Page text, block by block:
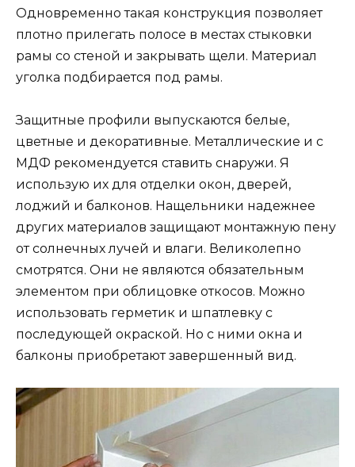
Одновременно такая конструкция позволяет
плотно прилегать полосе в местах стыковки
рамы со стеной и закрывать щели. Материал
уголка подбирается под рамы.
Защитные профили выпускаются белые,
цветные и декоративные. Металлические и с
МДФ рекомендуется ставить снаружи. Я
использую их для отделки окон, дверей,
лоджий и балконов. Нащельники надежнее
других материалов защищают монтажную пену
от солнечных лучей и влаги. Великолепно
смотрятся. Они не являются обязательным
элементом при облицовке откосов. Можно
использовать герметик и шпатлевку с
последующей окраской. Но с ними окна и
балконы приобретают завершенный вид.